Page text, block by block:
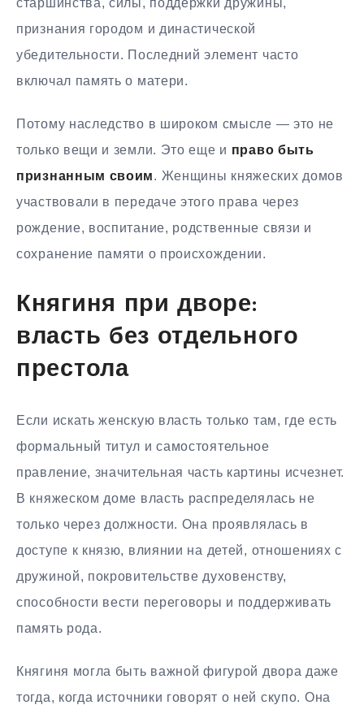
старшинства, силы, поддержки дружины,
признания городом и династической
убедительности. Последний элемент часто
включал память о матери.
Потому наследство в широком смысле — это не
только вещи и земли. Это еще и право быть
признанным своим. Женщины княжеских домов
участвовали в передаче этого права через
рождение, воспитание, родственные связи и
сохранение памяти о происхождении.
Княгиня при дворе:
власть без отдельного
престола
Если искать женскую власть только там, где есть
формальный титул и самостоятельное
правление, значительная часть картины исчезнет.
В княжеском доме власть распределялась не
только через должности. Она проявлялась в
доступе к князю, влиянии на детей, отношениях с
дружиной, покровительстве духовенству,
способности вести переговоры и поддерживать
память рода.
Княгиня могла быть важной фигурой двора даже
тогда, когда источники говорят о ней скупо. Она